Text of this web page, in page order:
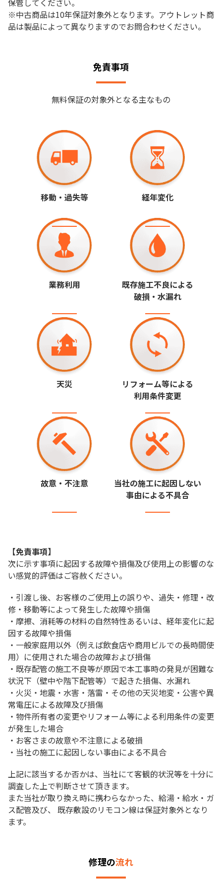
保管してください。
※中古商品は10年保証対象外となります。アウトレット商
品は製品によって異なりますのでお問合わせください。
免責事項
無料保証の対象外となる主なもの
移動・過失等 経年変化
業務利用
既存施工不良による
破損・水漏れ
天災
リフォーム等による
利用条件変更
故意・不注意
当社の施工に起因しない
事由による不具合
【免責事項】
次に示す事項に起因する故障や損傷及び使用上の影響のな
い感覚的評価はご容赦ください。
・引渡し後、お客様のご使用上の誤りや、過失・修理・改
修・移動等によって発生した故障や損傷
・摩擦、消耗等の材料の自然特性あるいは、経年変化に起
因する故障や損傷
・一般家庭用以外（例えば飲食店や商用ビルでの長時間使
用）に使用された場合の故障および損傷
・既存配管の施工不良等が原因で本工事時の発見が困難な
状況下（壁中や階下配管等）で起きた損傷、水漏れ
・火災・地震・水害・落雷・その他の天災地変・公害や異
常電圧による故障及び損傷
・物件所有者の変更やリフォーム等による利用条件の変更
が発生した場合
・お客さまの故意や不注意による破損
・当社の施工に起因しない事由による不具合
上記に該当するか否かは、当社にて客観的状況等を十分に
調査した上で判断させて頂きます。
また当社が取り換え時に携わらなかった、給湯・給水・ガ
ス配管及び、 既存敷設のリモコン線は保証対象外となり
ます。
修理の流れ